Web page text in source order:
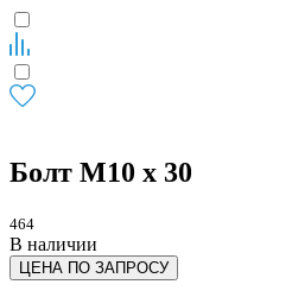
Болт М10 х 30
464
В наличии
ЦЕНА ПО ЗАПРОСУ